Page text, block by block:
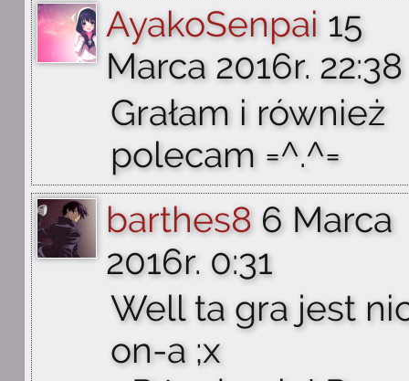
AyakoSenpai 15
Marca 2016r. 22:38
Grałam i również
polecam =^.^=
barthes8 6 Marca
2016r. 0:31
Well ta gra jest
on-a ;x